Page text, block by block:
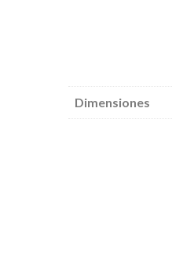
Dimensiones